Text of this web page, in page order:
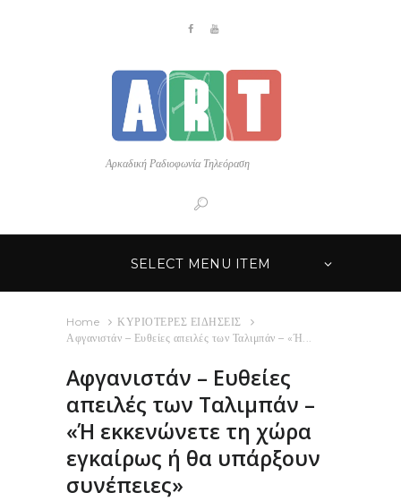
Αρκαδική Ραδιοφωνία Τηλεόραση
SELECT MENU ITEM
Home
ΚΥΡΙΟΤΕΡΕΣ ΕΙΔΗΣΕΙΣ
Αφγανιστάν – Ευθείες απειλές των Ταλιμπάν – «Ή...
Αφγανιστάν – Ευθείες
απειλές των Ταλιμπάν –
«Ή εκκενώνετε τη χώρα
εγκαίρως ή θα υπάρξουν
συνέπειες»